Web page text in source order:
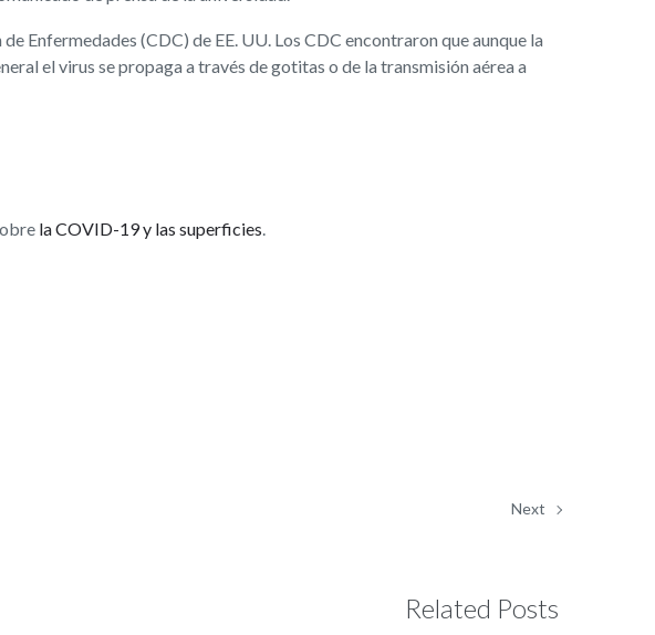
Enfermedades (CDC) de EE. UU. Los CDC encontraron que aunque la
el virus se propaga a través de gotitas o de la transmisión aérea a
la COVID-19 y las superficies.
Next
Related Posts